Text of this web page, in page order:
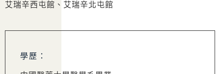
艾瑞辛西屯館、艾瑞辛北屯館
學歷：